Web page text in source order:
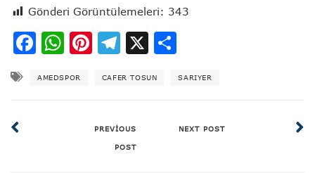
Gönderi Görüntülemeleri: 343
Facebook
WhatsApp
Pinterest
Telegram
X
AMEDSPOR CAFER TOSUN SARIYER
PREVIOUS
POST
NEXT POST